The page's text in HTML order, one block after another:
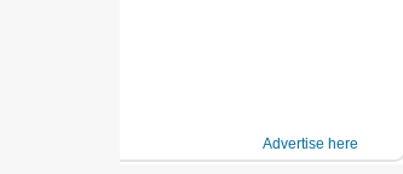
Advertise here